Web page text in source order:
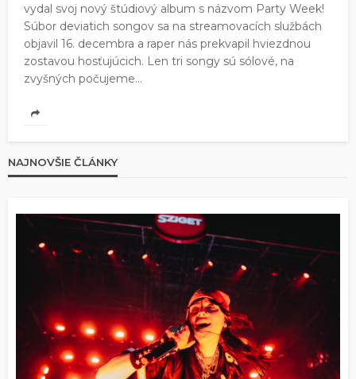
vydal svoj nový štúdiový album s názvom Party Week!
Súbor deviatich songov sa na streamovacích službách
objavil 16. decembra a raper nás prekvapil hviezdnou
zostavou hosťujúcich. Len tri songy sú sólové, na
zvyšných počujeme...
NAJNOVŠIE ČLÁNKY